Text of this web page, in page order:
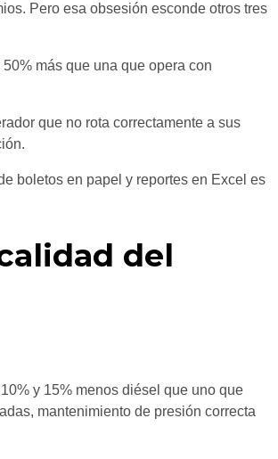
Pero esa obsesión esconde otros tres
más que una que opera con
que no rota correctamente a sus
boletos en papel y reportes en Excel es
del
y 15% menos diésel que uno que
mantenimiento de presión correcta